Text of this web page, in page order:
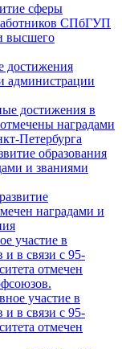
сферы
СПбГУП
высшего
достижения в
наградами
Петербурга
наградами и
участие в
и в связи с 95-
отмечен